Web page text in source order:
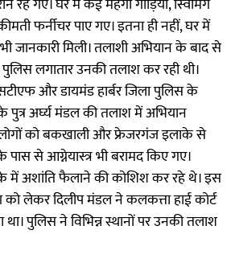
फर्नीचर पाए गए। इतना ही नहीं, घर में
जानकारी मिली। तलाशी अभियान के बाद से
लगातार उनकी तलाश कर रही थी।
और डायमंड हार्बर जिला पुलिस के
पुत्र अर्घ्य मंडल की तलाश में अभियान
लोगों को बकखाली और फ्रेजरगंज इलाके से
पास से आग्नेयास्त्र भी बरामद किए गए।
में अशांति फैलाने की कोशिश कर रहे थे। इस
लेकर दिलीप मंडल ने कलकत्ता हाई कोर्ट
पुलिस ने विभिन्न स्थानों पर उनकी तलाश